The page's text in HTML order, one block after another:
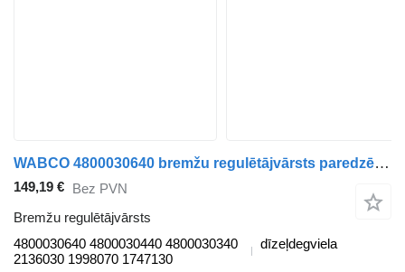
WABCO 4800030640 bremžu regulētājvārsts paredzēts DAF XF106 vilcēja
149,19 € Bez PVN
Bremžu regulētājvārsts
4800030640 4800030440 4800030340
2136030 1998070 1747130
dīzeļdegviela